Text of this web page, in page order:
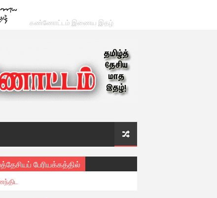
கண்ணோட்டம் இணைய இதழ்
பேரியக்கத்தில்